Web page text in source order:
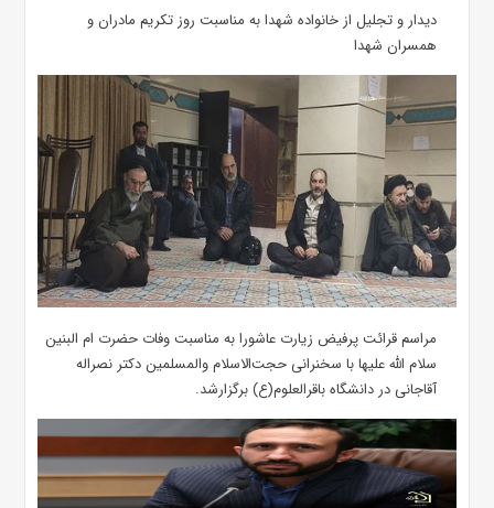
دیدار و تجلیل از خانواده شهدا به مناسبت روز تکریم مادران و
همسران شهدا
مراسم قرائت پرفیض زیارت عاشورا به مناسبت وفات حضرت ام البنین
سلام الله علیها با سخنرانی حجت‌الاسلام والمسلمین دکتر نصراله
آقاجانی در دانشگاه باقرالعلوم(ع) برگزارشد.